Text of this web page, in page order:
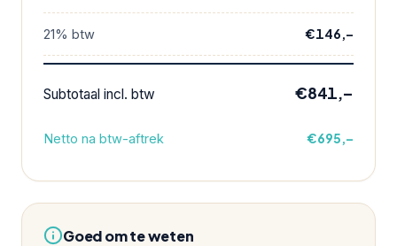
21% btw €146,–
Subtotaal incl. btw €841,–
Netto na btw-aftrek €695,–
Goed om te weten